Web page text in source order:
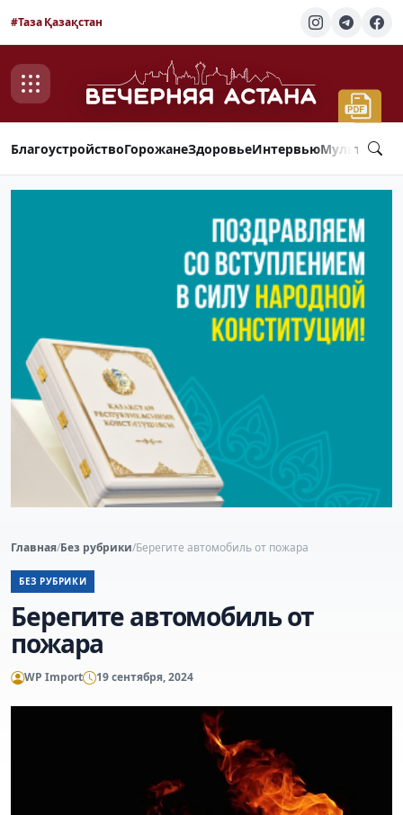
#Таза Қазақстан
БлагоустройствоГорожанеЗдоровьеИнтервью
Главная/Без рубрики/Берегите автомобиль от пожара
БЕЗ РУБРИКИ
Берегите автомобиль от
пожара
WP Import 19 сентября, 2024